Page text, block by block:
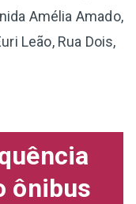
Amélia Amado,
Leão, Rua Dois,
ônibus